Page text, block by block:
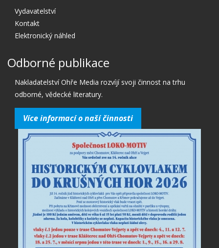
Vydavatelství
Kontakt
Elektronický náhled
Odborné publikace
Nakladatelství Ohře Media rozvíjí svoji činnost na trhu
odborné, vědecké literatury.
Více informací o naší činnosti